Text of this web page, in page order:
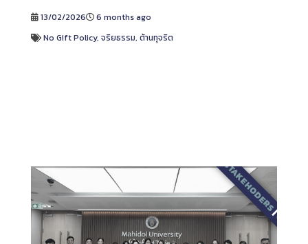
13/02/2026
6 months ago
No Gift Policy, จริยธรรม, ต้านทุจริต
STAKEHODERS
|บุคลากร